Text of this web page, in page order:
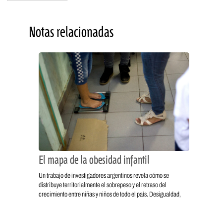
Notas relacionadas
El mapa de la obesidad infantil
Un trabajo de investigadores argentinos revela cómo se
distribuye territorialmente el sobrepeso y el retraso del
crecimiento entre niñas y niños de todo el país. Desigualdad,